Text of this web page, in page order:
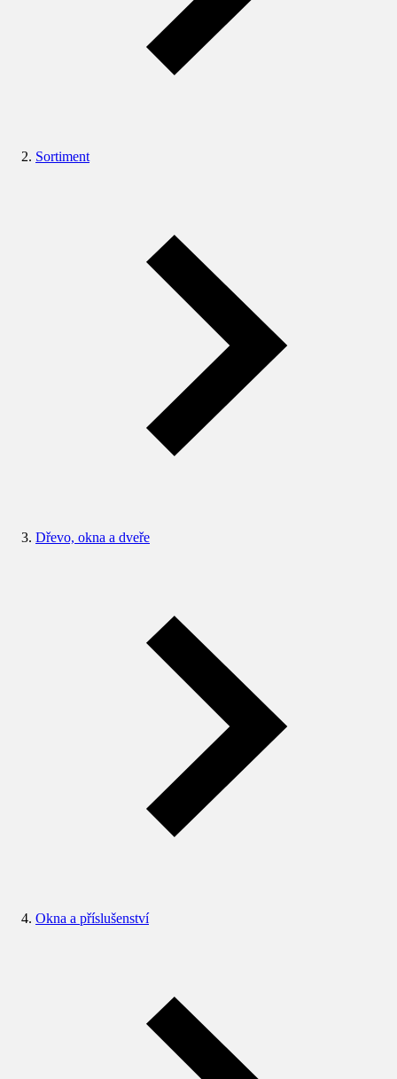
Sortiment
Dřevo, okna a dveře
Okna a příslušenství